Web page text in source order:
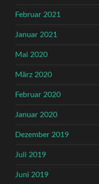
Februar 2021
Januar 2021
Mai 2020
März 2020
Februar 2020
Januar 2020
Dezember 2019
Juli 2019
Juni 2019